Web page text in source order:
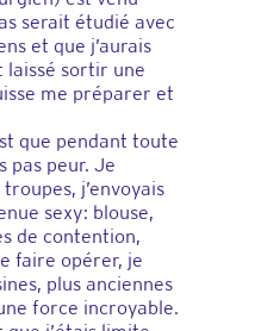
serait étudié avec
et que j’aurais
laissé sortir une
me préparer et
que pendant toute
pas peur. Je
j’envoyais
sexy: blouse,
de contention,
faire opérer, je
plus anciennes
force incroyable.